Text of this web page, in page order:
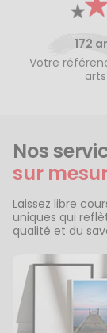
172
Votre
arts
Nos
sur
Laissez libre
uniques qui
qualité et du